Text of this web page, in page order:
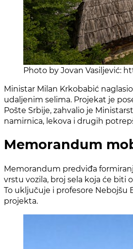
Photo by Jovan Vasiljević:
Ministar Milan Krkobabić
udaljenim selima. Projekat je
Pošte Srbije, zahvalio je
namirnica, lekova i drugih
Memorandum
Memorandum predviđa
vrstu vozila, broj sela koja će biti
To uključuje i profesore Nebojšu
projekta.